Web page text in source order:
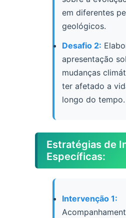
em diferentes
geológicos.
Desafio 2:
apresentação
mudanças
ter afetado a
longo do tempo.
Estratégias de
Específicas:
Intervenção 1: